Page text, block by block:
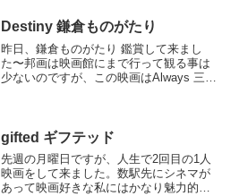
円で鑑賞できる日です。この間からテレ
ビのプリ...
Destiny 鎌倉ものがたり
昨日、鎌倉ものがたり 鑑賞して来まし
た〜邦画は映画館にまで行って観る事は
少ないのですが、この映画はAlways 三丁
通りの映画でした。...
gifted ギフテッド
先週の月曜日ですが、人生で2回目の1人
映画をして来ました。数駅先にシネマが
あって映画好きな私にはかなり魅力的で